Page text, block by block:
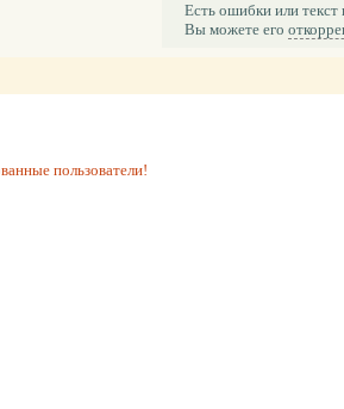
Есть ошибки или текст
Вы можете его
пользователи!